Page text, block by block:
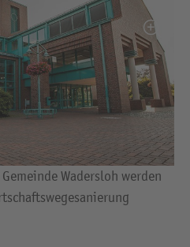
Wadersloh werden